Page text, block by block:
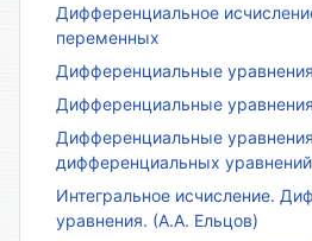
Дифференциальное
переменных
Дифференциальные
Дифференциальные
Дифференциальные
дифференциальных уравнений
Интегральное исчисление.
уравнения. (А.А. Ельцов)